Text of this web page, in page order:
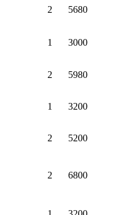
2 5680
1 3000
2 5980
1 3200
2 5200
2 6800